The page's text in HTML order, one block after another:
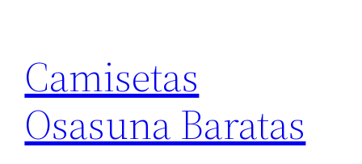
contenido
Camisetas
Osasuna Baratas